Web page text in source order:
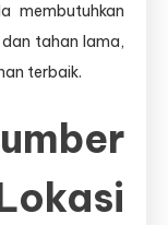
membutuhkan
tahan lama,
terbaik.